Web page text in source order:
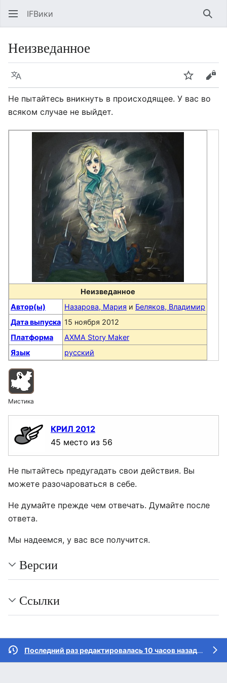
IFВики
Неизведанное
Язык Следить
Не пытайтесь вникнуть в происходящее. У вас во
всяком случае не выйдет.
Неизведанное
Автор(ы)
Назарова, Мария и Беляков, Владимир
Дата выпуска 15 ноября 2012
Платформа
AXMA Story Maker
Язык
русский
Мистика
КРИЛ 2012
45 место из 56
Не пытайтесь предугадать свои действия. Вы
можете разочароваться в себе.
Не думайте прежде чем отвечать. Думайте после
ответа.
Мы надеемся, у вас все получится.
Версии
Ссылки
Последний раз редактировалась 10 часов назад